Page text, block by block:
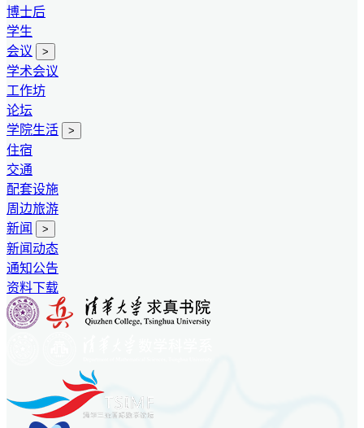
博士后
学生
会议
>
学术会议
工作坊
论坛
学院生活
>
住宿
交通
配套设施
周边旅游
新闻
>
新闻动态
通知公告
资料下载